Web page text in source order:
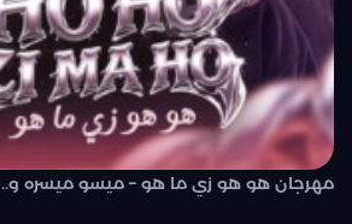
مهرجان هو هو زي ما هو – ميسو ميسره و..